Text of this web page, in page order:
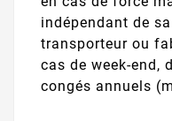
indépendant de
transporteur ou
cas de week-end,
congés annuels